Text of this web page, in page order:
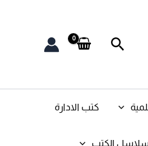
البحث
كتب الادارة
الكتب